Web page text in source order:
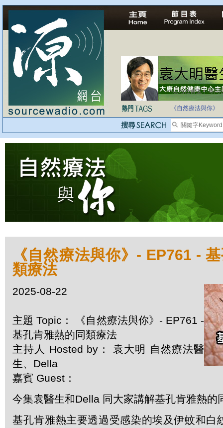
法治社會並不等同
自家教育合法化-
《自然療法與你》
《自然療法與你》- EP761 -
類療法
2025-08-22
主題 Topic： 《自然療法與你》- EP761 -
基孔肯雅熱的同類療法
主持人 Hosted by： 袁大明 自然療法醫
生、Della
嘉賓 Guest：
今集袁醫生和Della 同大家講解基孔肯雅熱的
基孔肯雅熱主要透過受感染的埃及伊蚊和白